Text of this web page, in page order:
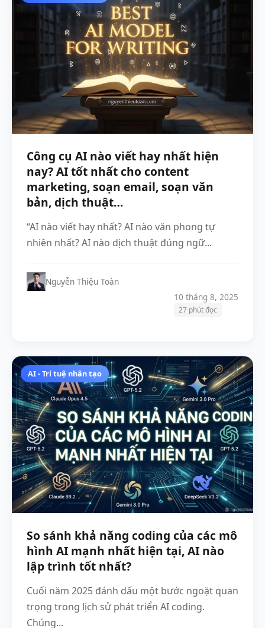
Công cụ AI nào viết hay nhất hiện
nay? AI tốt nhất cho content
marketing, soạn email, soạn văn
bản, dịch thuật…
“AI nào viết hay nhất? AI nào văn phong tự
nhiên nhất? AI nào dịch thuật đúng ngữ...
Nguyễn Thiệu Toàn
10 tháng 8, 2025
27 phút đọc
AI - Trí tuệ nhân tạo
So sánh khả năng coding của các mô
hình AI mạnh nhất hiện tại, AI nào
lập trình tốt nhất?
Cuối năm 2025 đánh dấu một bước ngoặt quan
trọng trong lịch sử phát triển AI coding.
Chúng...